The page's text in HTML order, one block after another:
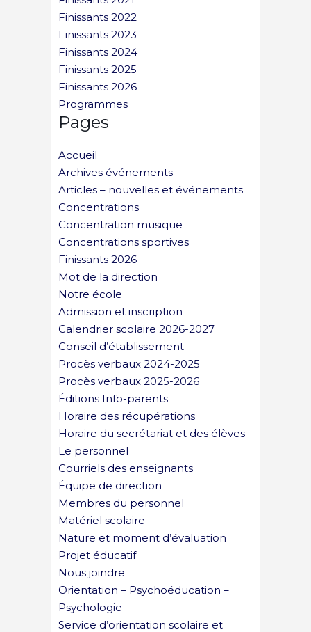
Finissants 2022
Finissants 2023
Finissants 2024
Finissants 2025
Finissants 2026
Programmes
Pages
Accueil
Archives événements
Articles – nouvelles et événements
Concentrations
Concentration musique
Concentrations sportives
Finissants 2026
Mot de la direction
Notre école
Admission et inscription
Calendrier scolaire 2026-2027
Conseil d’établissement
Procès verbaux 2024-2025
Procès verbaux 2025-2026
Éditions Info-parents
Horaire des récupérations
Horaire du secrétariat et des élèves
Le personnel
Courriels des enseignants
Équipe de direction
Membres du personnel
Matériel scolaire
Nature et moment d’évaluation
Projet éducatif
Nous joindre
Orientation – Psychoéducation –
Psychologie
Service d’orientation scolaire et